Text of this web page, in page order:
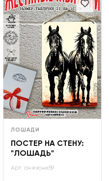
ЛОШАДИ
ПОСТЕР НА СТЕНУ:
"ЛОШАДЬ"
Арт: анжкони59